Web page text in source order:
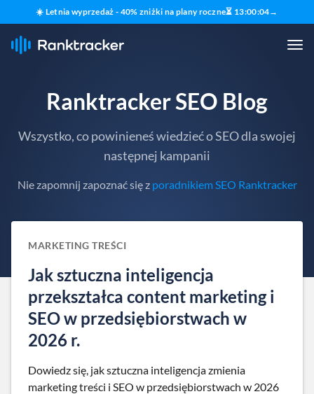
☀️ Letnia wyprzedaż - 40% zniżki na plany roczne⏳ 13:00:03→
Ranktracker SEO Blog
Wszystko, co powinieneś wiedzieć o SEO dla swojej
następnej kampanii
Nie zapomnij zapoznać się z poradnikiem SEO Ranktracker
MARKETING TREŚCI
Jak sztuczna inteligencja
przekształca content marketing i
SEO w przedsiębiorstwach w
2026 r.
Dowiedz się, jak sztuczna inteligencja zmienia
marketing treści i SEO w przedsiębiorstwach w 2026